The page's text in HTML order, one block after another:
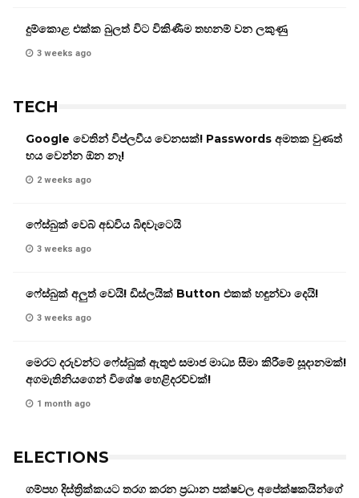
දුම්කොළ එක්ක බුලත් විට විකිණීම තහනම් වන ලකුණු
3 weeks ago
TECH
Google වෙතින් විප්ලවීය වෙනසක්! Passwords අමතක වුණත්
භය වෙන්න ඕන නෑ!
2 weeks ago
ෆේස්බුක් වෙබ් අඩවිය බිඳවැටෙයි
3 weeks ago
ෆේස්බුක් අලුත් වෙයි! ඩිස්ලයික් Button එකක් හඳුන්වා දෙයි!
3 weeks ago
මෙරට දරුවන්ට ෆේස්බුක් ඇතුළු සමාජ මාධ්‍ය සීමා කිරීමේ සූදානමක්!
අගමැතිනියගෙන් විශේෂ හෙළිදරව්වක්!
1 month ago
ELECTIONS
ගම්පහ දිස්ත්‍රික්කයට තරග කරන ප්‍රධාන පක්ෂවල අපේක්ෂකයින්ගේ